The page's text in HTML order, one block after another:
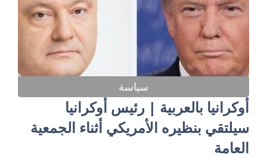
سياسة
أوكرانيا بالعربية | رئيس أوكرانيا
سيلتقي بنظيره الأمريكي أثناء الجمعية
العامة